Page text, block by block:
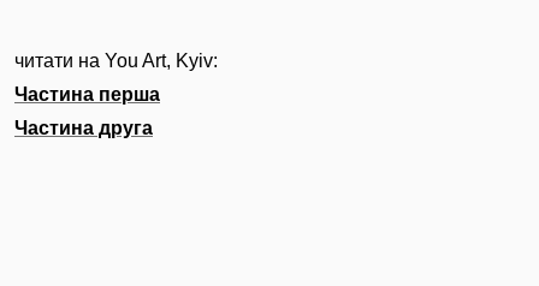
читати на You Art, Kyiv:
Частина перша
Частина друга